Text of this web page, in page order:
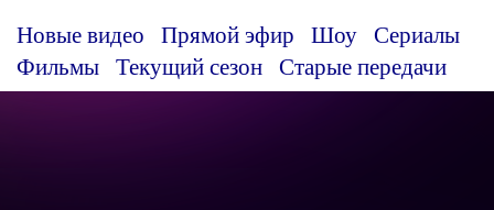
Новые видео Прямой эфир Шоу
Сериалы
Фильмы
Текущий сезон Старые передачи